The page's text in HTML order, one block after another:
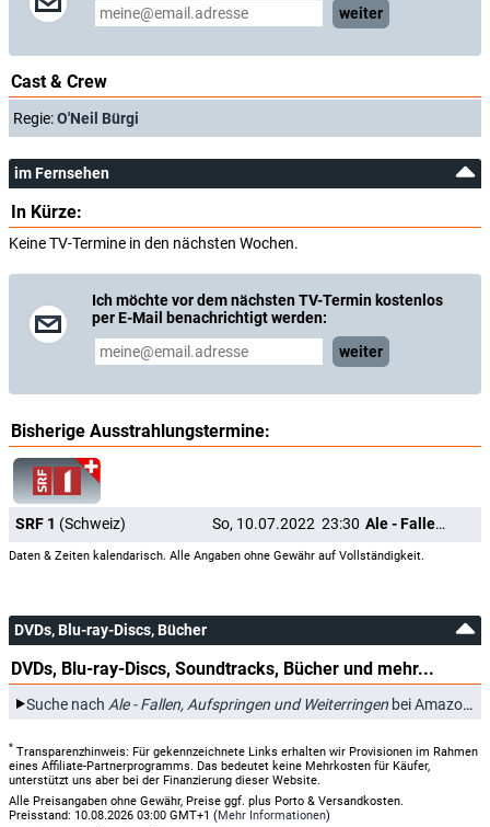
weiter
Cast & Crew
Regie:O'Neil Bürgi
im Fernsehen
In Kürze:
Keine TV-Termine in den nächsten Wochen.
Ich möchte vor dem nächsten TV-Termin kostenlos
per E-Mail benachrichtigt werden:
weiter
Bisherige Ausstrahlungstermine:
SRF 1 (Schweiz) So, 10.07.2022 23:30 Ale - Fallen, Aufspringen und Weiterringen
Daten & Zeiten kalendarisch. Alle Angaben ohne Gewähr auf Vollständigkeit.
DVDs, Blu-ray-Discs, Bücher
DVDs, Blu-ray-Discs, Soundtracks, Bücher und mehr...
Suche nach Ale - Fallen, Aufspringen und Weiterringen bei Amazon.de
* Transparenzhinweis: Für gekennzeichnete Links erhalten wir Provisionen im Rahmen
eines Affiliate-Partnerprogramms. Das bedeutet keine Mehrkosten für Käufer,
unterstützt uns aber bei der Finanzierung dieser Website.
Alle Preisangaben ohne Gewähr, Preise ggf. plus Porto & Versandkosten.
Preisstand: 10.08.2026 03:00 GMT+1 (Mehr Informationen)